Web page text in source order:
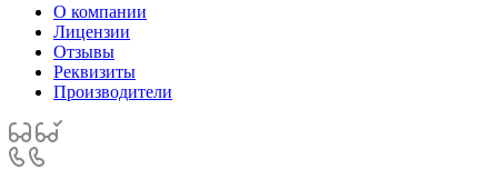
О компании
Лицензии
Отзывы
Реквизиты
Производители